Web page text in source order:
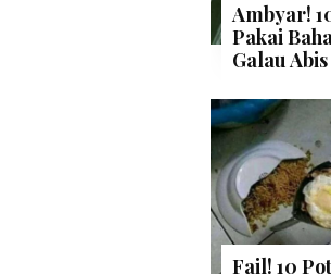
Ambyar!
Pakai
Galau Abis
Fail! 10